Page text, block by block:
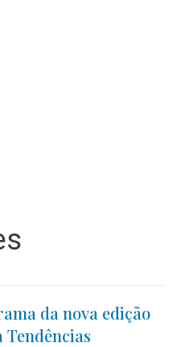
da nova edição